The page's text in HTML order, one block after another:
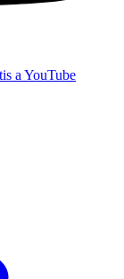
a YouTube